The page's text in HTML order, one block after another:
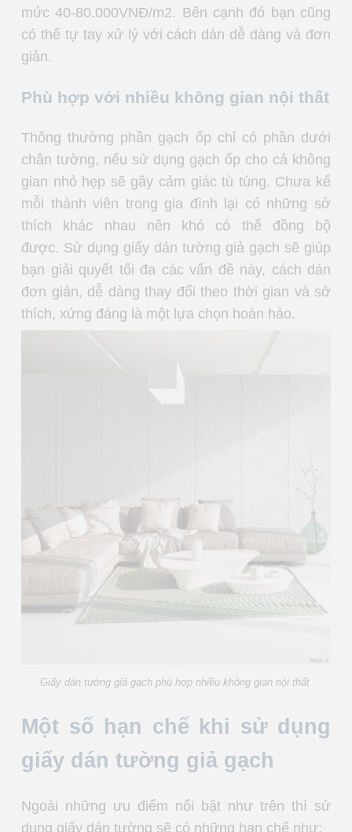
mức 40-80.000VNĐ/m2. Bên cạnh đó bạn cũng
có thể tự tay xử lý với cách dán dễ dàng và đơn
giản.
Phù hợp với nhiều không gian nội thất
Thông thường phần gạch ốp chỉ có phần dưới
chân tường, nếu sử dụng gạch ốp cho cả không
gian nhỏ hẹp sẽ gây cảm giác tù túng. Chưa kể
mỗi thành viên trong gia đình lại có những sở
thích khác nhau nên khó có thể đồng bộ
được. Sử dụng giấy dán tường giả gạch sẽ giúp
bạn giải quyết tối đa các vấn đề này, cách dán
đơn giản, dễ dàng thay đổi theo thời gian và sở
thích, xứng đáng là một lựa chọn hoàn hảo.
Giấy dán tường giả gạch phù hợp nhiều không gian nội thất
Một số hạn chế khi sử dụng
giấy dán tường giả gạch
Ngoài những ưu điểm nổi bật như trên thì sử
dụng giấy dán tường sẽ có những hạn chế như: